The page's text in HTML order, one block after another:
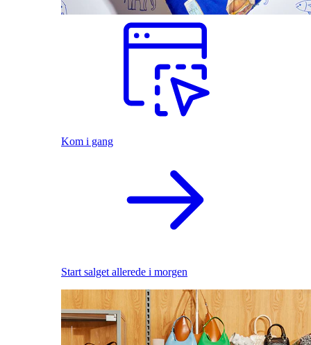
Kom i gang
Start salget allerede i morgen